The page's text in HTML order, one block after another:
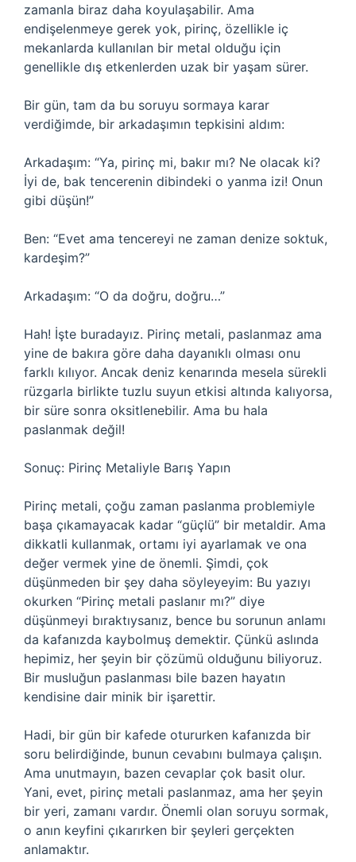
zamanla biraz daha koyulaşabilir. Ama
endişelenmeye gerek yok, pirinç, özellikle iç
mekanlarda kullanılan bir metal olduğu için
genellikle dış etkenlerden uzak bir yaşam sürer.
Bir gün, tam da bu soruyu sormaya karar
verdiğimde, bir arkadaşımın tepkisini aldım:
Arkadaşım: “Ya, pirinç mi, bakır mı? Ne olacak ki?
İyi de, bak tencerenin dibindeki o yanma izi! Onun
gibi düşün!”
Ben: “Evet ama tencereyi ne zaman denize soktuk,
kardeşim?”
Arkadaşım: “O da doğru, doğru…”
Hah! İşte buradayız. Pirinç metali, paslanmaz ama
yine de bakıra göre daha dayanıklı olması onu
farklı kılıyor. Ancak deniz kenarında mesela sürekli
rüzgarla birlikte tuzlu suyun etkisi altında kalıyorsa,
bir süre sonra oksitlenebilir. Ama bu hala
paslanmak değil!
Sonuç: Pirinç Metaliyle Barış Yapın
Pirinç metali, çoğu zaman paslanma problemiyle
başa çıkamayacak kadar “güçlü” bir metaldir. Ama
dikkatli kullanmak, ortamı iyi ayarlamak ve ona
değer vermek yine de önemli. Şimdi, çok
düşünmeden bir şey daha söyleyeyim: Bu yazıyı
okurken “Pirinç metali paslanır mı?” diye
düşünmeyi bıraktıysanız, bence bu sorunun anlamı
da kafanızda kaybolmuş demektir. Çünkü aslında
hepimiz, her şeyin bir çözümü olduğunu biliyoruz.
Bir musluğun paslanması bile bazen hayatın
kendisine dair minik bir işarettir.
Hadi, bir gün bir kafede otururken kafanızda bir
soru belirdiğinde, bunun cevabını bulmaya çalışın.
Ama unutmayın, bazen cevaplar çok basit olur.
Yani, evet, pirinç metali paslanmaz, ama her şeyin
bir yeri, zamanı vardır. Önemli olan soruyu sormak,
o anın keyfini çıkarırken bir şeyleri gerçekten
anlamaktır.